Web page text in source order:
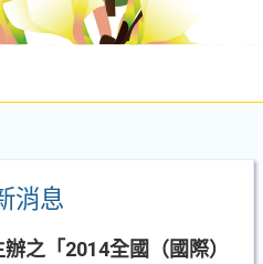
消息
之「2014全國（國際）